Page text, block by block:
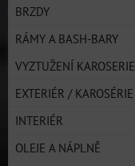
BRZDY
RÁMY A BASH-BARY
VYZTUŽENÍ KAROSERIE
EXTERIÉR / KAROSÉRIE
INTERIÉR
OLEJE A NÁPLNĚ